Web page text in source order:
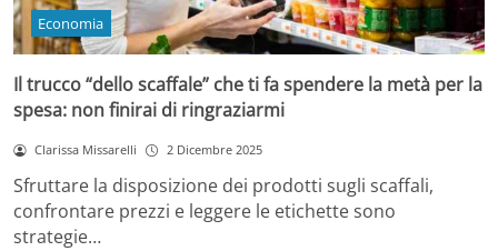
Economia
Il trucco “dello scaffale” che ti fa spendere la metà per la
spesa: non finirai di ringraziarmi
Clarissa Missarelli 2 Dicembre 2025
Sfruttare la disposizione dei prodotti sugli scaffali,
confrontare prezzi e leggere le etichette sono
strategie…